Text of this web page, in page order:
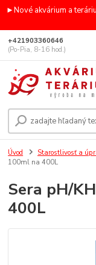
►Nové akvárium a
+421903360646
(Po-Pia, 8-16 hod.)
Úvod Starostlivosť a
100ml na 400L
Sera pH/
400L